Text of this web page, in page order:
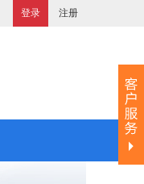
登录 注册